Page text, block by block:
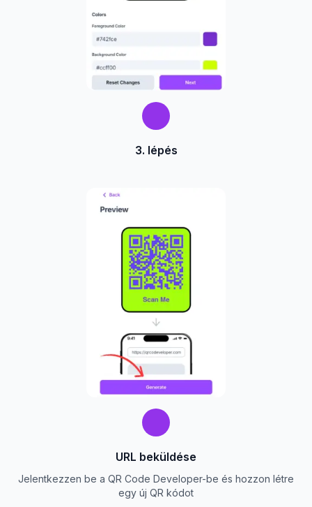
3. lépés
URL beküldése
Jelentkezzen be a QR Code Developer-be és hozzon létre
egy új QR kódot